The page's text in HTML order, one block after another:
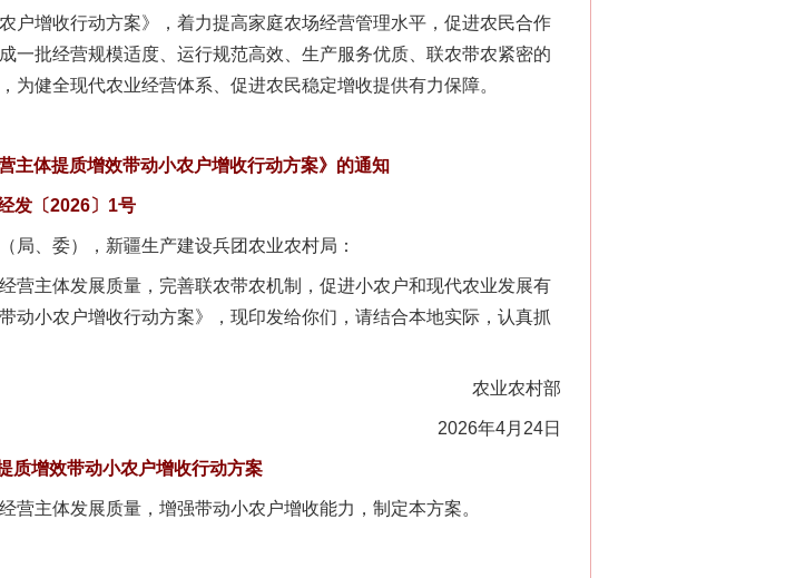
增收行动方案》，着力提高家庭农场经营管理水平，促进农民合作
一批经营规模适度、运行规范高效、生产服务优质、联农带农紧密的
健全现代农业经营体系、促进农民稳定增收提供有力保障。
主体提质增效带动小农户增收行动方案》的通知
发〔2026〕1号
局、委），新疆生产建设兵团农业农村局：
主体发展质量，完善联农带农机制，促进小农户和现代农业发展有
动小农户增收行动方案》，现印发给你们，请结合本地实际，认真抓
农业农村部
2026年4月24日
质增效带动小农户增收行动方案
主体发展质量，增强带动小农户增收能力，制定本方案。